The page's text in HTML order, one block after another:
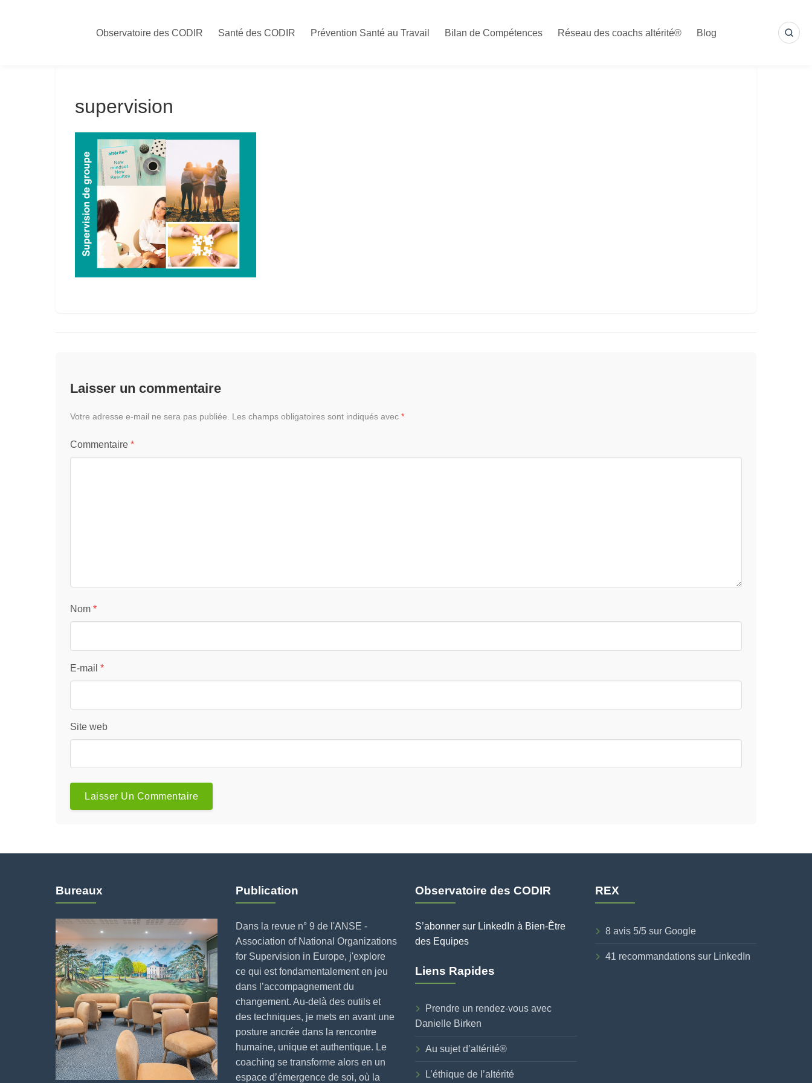
Observatoire des CODIR Santé des CODIR Prévention Santé au Travail Bilan de Compétences Réseau des coachs altérité® Blog
supervision
Laisser un commentaire
Votre adresse e-mail ne sera pas publiée. Les champs obligatoires sont indiqués avec *
Commentaire *
Nom *
E-mail *
Site web
Bureaux Publication
Dans la revue n° 9 de l'ANSE -
Association of National Organizations
for Supervision in Europe, j'explore
ce qui est fondamentalement en jeu
dans l’accompagnement du
changement. Au-delà des outils et
des techniques, je mets en avant une
posture ancrée dans la rencontre
humaine, unique et authentique. Le
coaching se transforme alors en un
espace d’émergence de soi, où la
Observatoire des CODIR
S’abonner sur LinkedIn à Bien-Être
des Equipes
Liens Rapides
Prendre un rendez-vous avec
Danielle Birken
Au sujet d’altérité®
L’éthique de l’altérité
REX
8 avis 5/5 sur Google
41 recommandations sur LinkedIn